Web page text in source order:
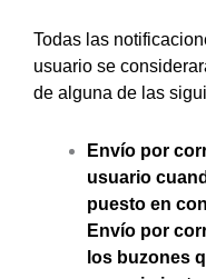
Todas las
usuario se
de alguna de las
Envío por
usuario
puesto en
Envío por
los buzones